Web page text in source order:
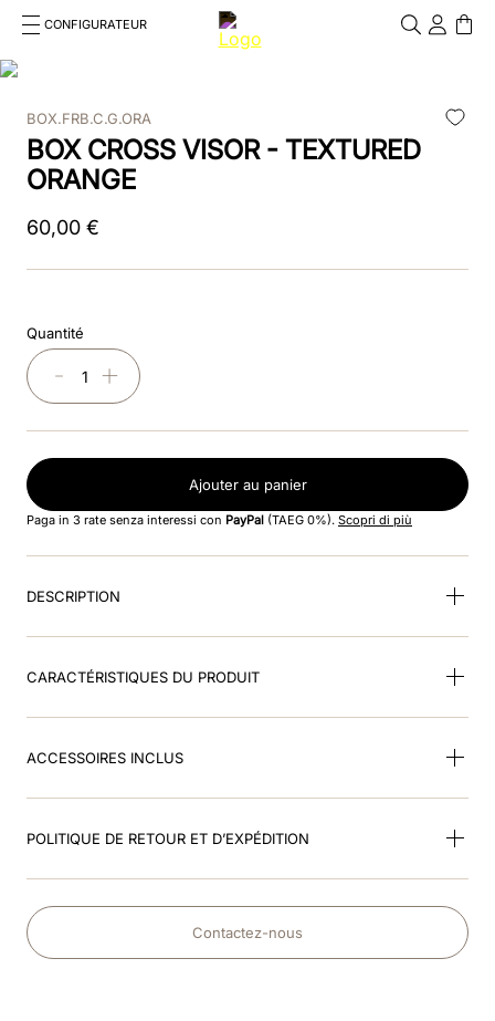
CONFIGURATEUR
Cosa stai cercando?
1.bombe
2 casque
3.casque visiere polo
6.insert
7.box visiera polo
8.dressage
9.cromo 2
10.bombe noir brillant
BOX.FRB.C.G.ORA
BOX CROSS VISOR - TEXTURED
ORANGE
60,00 €
Quantité
＋
－
Ajouter au panier
Paga in 3 rate senza interessi con PayPal (TAEG 0%). Scopri di più
DESCRIPTION
CARACTÉRISTIQUES DU PRODUIT
ACCESSOIRES INCLUS
POLITIQUE DE RETOUR ET D’EXPÉDITION
Contactez-nous